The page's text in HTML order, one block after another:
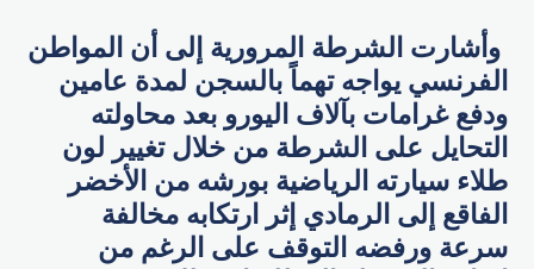
وأشارت الشرطة المرورية إلى أن المواطن
الفرنسي يواجه تهماً بالسجن لمدة عامين
ودفع غرامات بآلاف اليورو بعد محاولته
التحايل على الشرطة من خلال تغيير لون
طلاء سيارته الرياضية بورشه من الأخضر
الفاقع إلى الرمادي إثر ارتكابه مخالفة
سرعة ورفضه التوقف على الرغم من